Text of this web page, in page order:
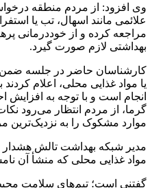
وی افزود: از مردم منطقه
علائمی مانند اسهال، تب یا
مراجعه کرده و از خوددرمانی
بهداشتی لازم صورت گیرد.
کارشناسان حاضر در جلسه ضمن
یا مواد غذایی محلی، اعلام
انجام است و با توجه به
گرما، از مردم انتظار می‌رود
موارد مشکوک را به نزدیک‌ترین
مدیر شبکه بهداشت تالش هشدار
مواد غذایی محلی که منشأ آن
گفتنی است؛ تیم‌های سلامت